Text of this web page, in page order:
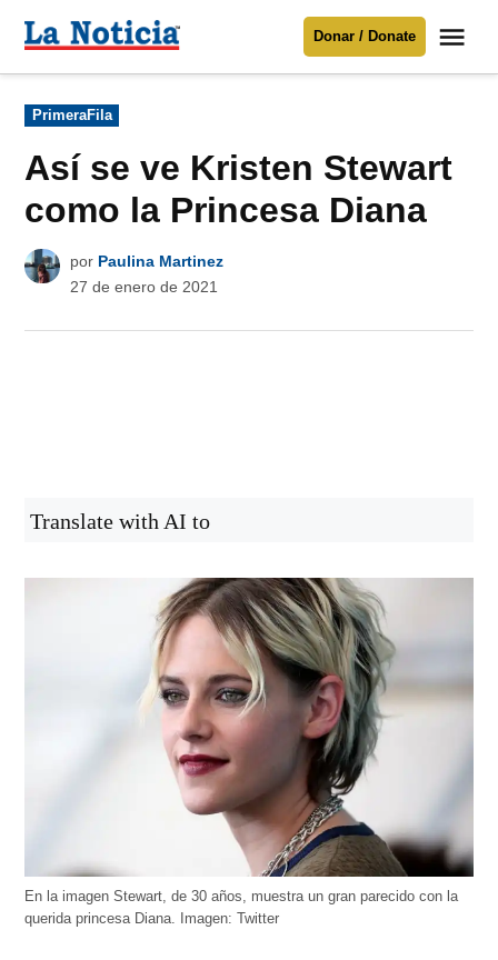
Para mantenerte informado necesitamos
Donar
contenido
Noticia
Donar / Donate
Publicado
en
PrimeraFila
Así se ve Kristen Stewart
como la Princesa Diana
por Paulina Martinez
27 de enero de 2021
Translate with AI to
En la imagen Stewart, de 30 años, muestra un gran parecido con la
querida princesa Diana. Imagen: Twitter